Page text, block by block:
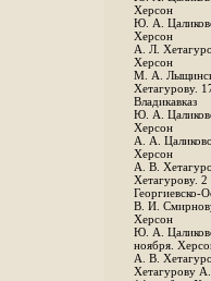
Херсон
Ю. А.
Херсон
А. Л.
Херсон
М. А.
Хетагурову.
Владикавказ
Ю. А.
Херсон
А. А.
Херсон
A. В.
Хетагурову. 2
Георгиевско-
B. И.
Херсон
Ю. А.
ноября.
А. В.
Хетагурову